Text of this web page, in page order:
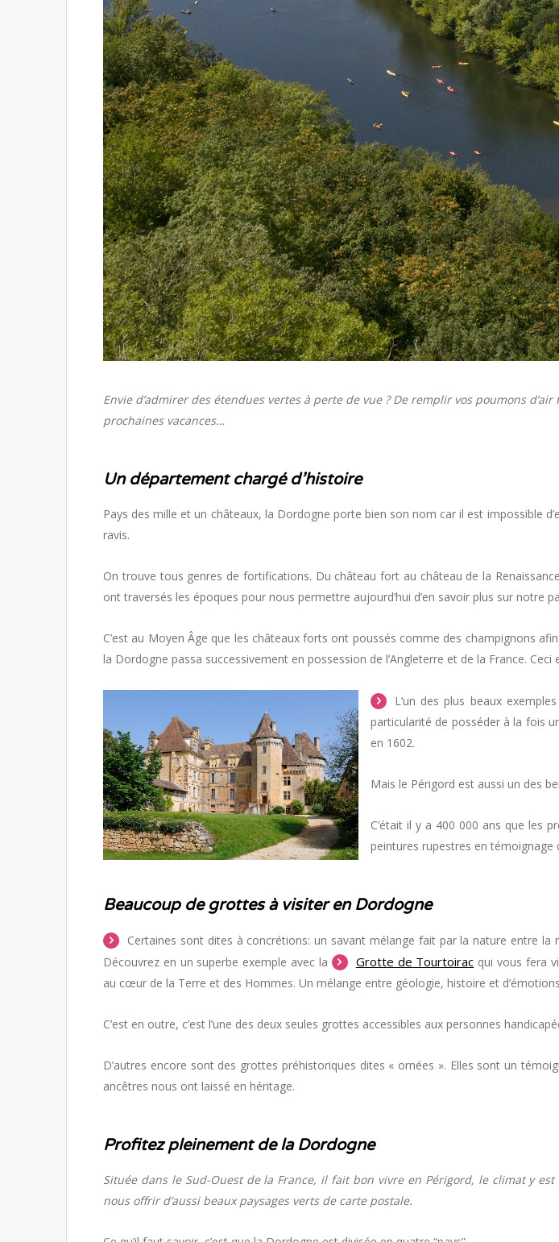
Envie d’admirer des étendues vertes à perte de vue ? De remplir vos poumons
prochaines vacances…
Un département chargé d’histoire
Pays des mille et un châteaux, la Dordogne porte bien son nom car il est impossible
ravis.
On trouve tous genres de fortifications. Du château fort au château de la
ont traversés les époques pour nous permettre aujourd’hui d’en savoir plus sur notre
C’est au Moyen Âge que les châteaux forts ont poussés comme des champignons
la Dordogne passa successivement en possession de l’Angleterre et de la France.
L’un des plus beaux
particularité de posséder à la fois
en 1602.
Mais le Périgord est aussi un des
C’était il y a 400 000 ans que les
peintures rupestres en témoignage
Beaucoup de grottes à visiter en Dordogne
Certaines sont dites à concrétions: un savant mélange fait par la nature entre la
Découvrez en un superbe exemple avec la
Grotte de Tourtoirac qui vous fera
au cœur de la Terre et des Hommes. Un mélange entre géologie, histoire et
C’est en outre, c’est l’une des deux seules grottes accessibles aux personnes
D’autres encore sont des grottes préhistoriques dites « ornées ». Elles sont un
ancêtres nous ont laissé en héritage.
Profitez pleinement de la Dordogne
Située dans le Sud-Ouest de la France, il fait bon vivre en Périgord, le climat y
nous offrir d’aussi beaux paysages verts de carte postale.